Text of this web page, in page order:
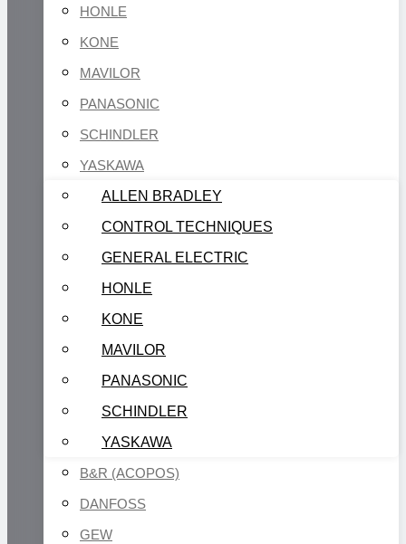
HONLE
KONE
MAVILOR
PANASONIC
SCHINDLER
YASKAWA
ALLEN BRADLEY
CONTROL TECHNIQUES
GENERAL ELECTRIC
HONLE
KONE
MAVILOR
PANASONIC
SCHINDLER
YASKAWA
B&R (ACOPOS)
DANFOSS
GEW